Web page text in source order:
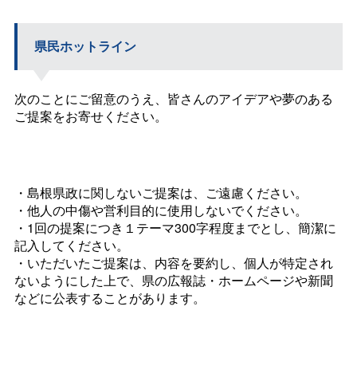
県民ホットライン
次のことにご留意のうえ、皆さんのアイデアや夢のある
ご提案をお寄せください。
・島根県政に関しないご提案は、ご遠慮ください。
・他人の中傷や営利目的に使用しないでください。
・1回の提案につき１テーマ300字程度までとし、簡潔に
記入してください。
・いただいたご提案は、内容を要約し、個人が特定され
ないようにした上で、県の広報誌・ホームページや新聞
などに公表することがあります。